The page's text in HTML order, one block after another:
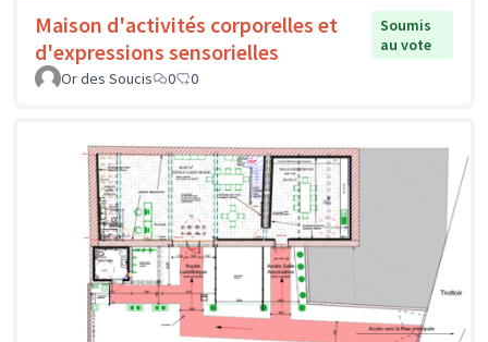
Maison d'activités corporelles et
d'expressions sensorielles
Soumis
au vote
Or des Soucis
0 0